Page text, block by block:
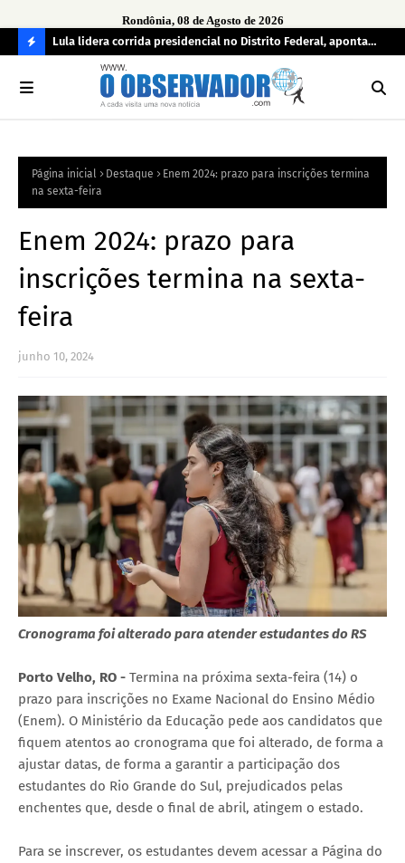
Rondônia, 08 de Agosto de 2026
O
R
Lula lidera corrida presidencial no Distrito Federal, aponta
pesquisa; Flávio Bolsonaro aparece em segundo
Página inicial Destaque
Enem 2024: prazo para inscrições termina
na sexta-feira
Enem 2024: prazo para
inscrições termina na sexta-
feira
junho 10, 2024
Cronograma foi alterado para atender estudantes do RS
Porto Velho, RO - Termina na próxima sexta-feira (14) o
prazo para inscrições no Exame Nacional do Ensino Médio
(Enem). O Ministério da Educação pede aos candidatos que
fiquem atentos ao cronograma que foi alterado, de forma a
ajustar datas, de forma a garantir a participação dos
estudantes do Rio Grande do Sul, prejudicados pelas
enchentes que, desde o final de abril, atingem o estado.
Para se inscrever, os estudantes devem acessar a Página do